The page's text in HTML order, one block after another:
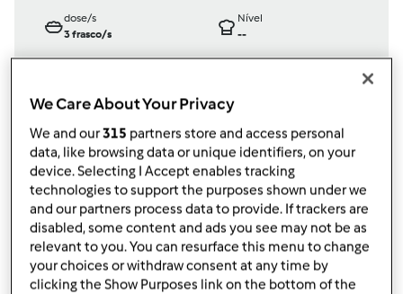
dose/s
3frasco/s
Nível
--
porJoão Paulo Nobre
published: 30.11.2016
alterado: 30.11.2016
Adicionar às minhas coleções
Partilhar receita
Criar uma variante
We Care About Your Privacy
We and our315 partners store and access personal
data, like browsing data or unique identifiers, on your
device. Selecting I Accept enables tracking
technologies to support the purposes shown under we
and our partners process data to provide. If trackers are
disabled, some content and ads you see may not be as
relevant to you. You can resurface this menu to change
your choices or withdraw consent at any time by
clicking the Show Purposes link on the bottom of the